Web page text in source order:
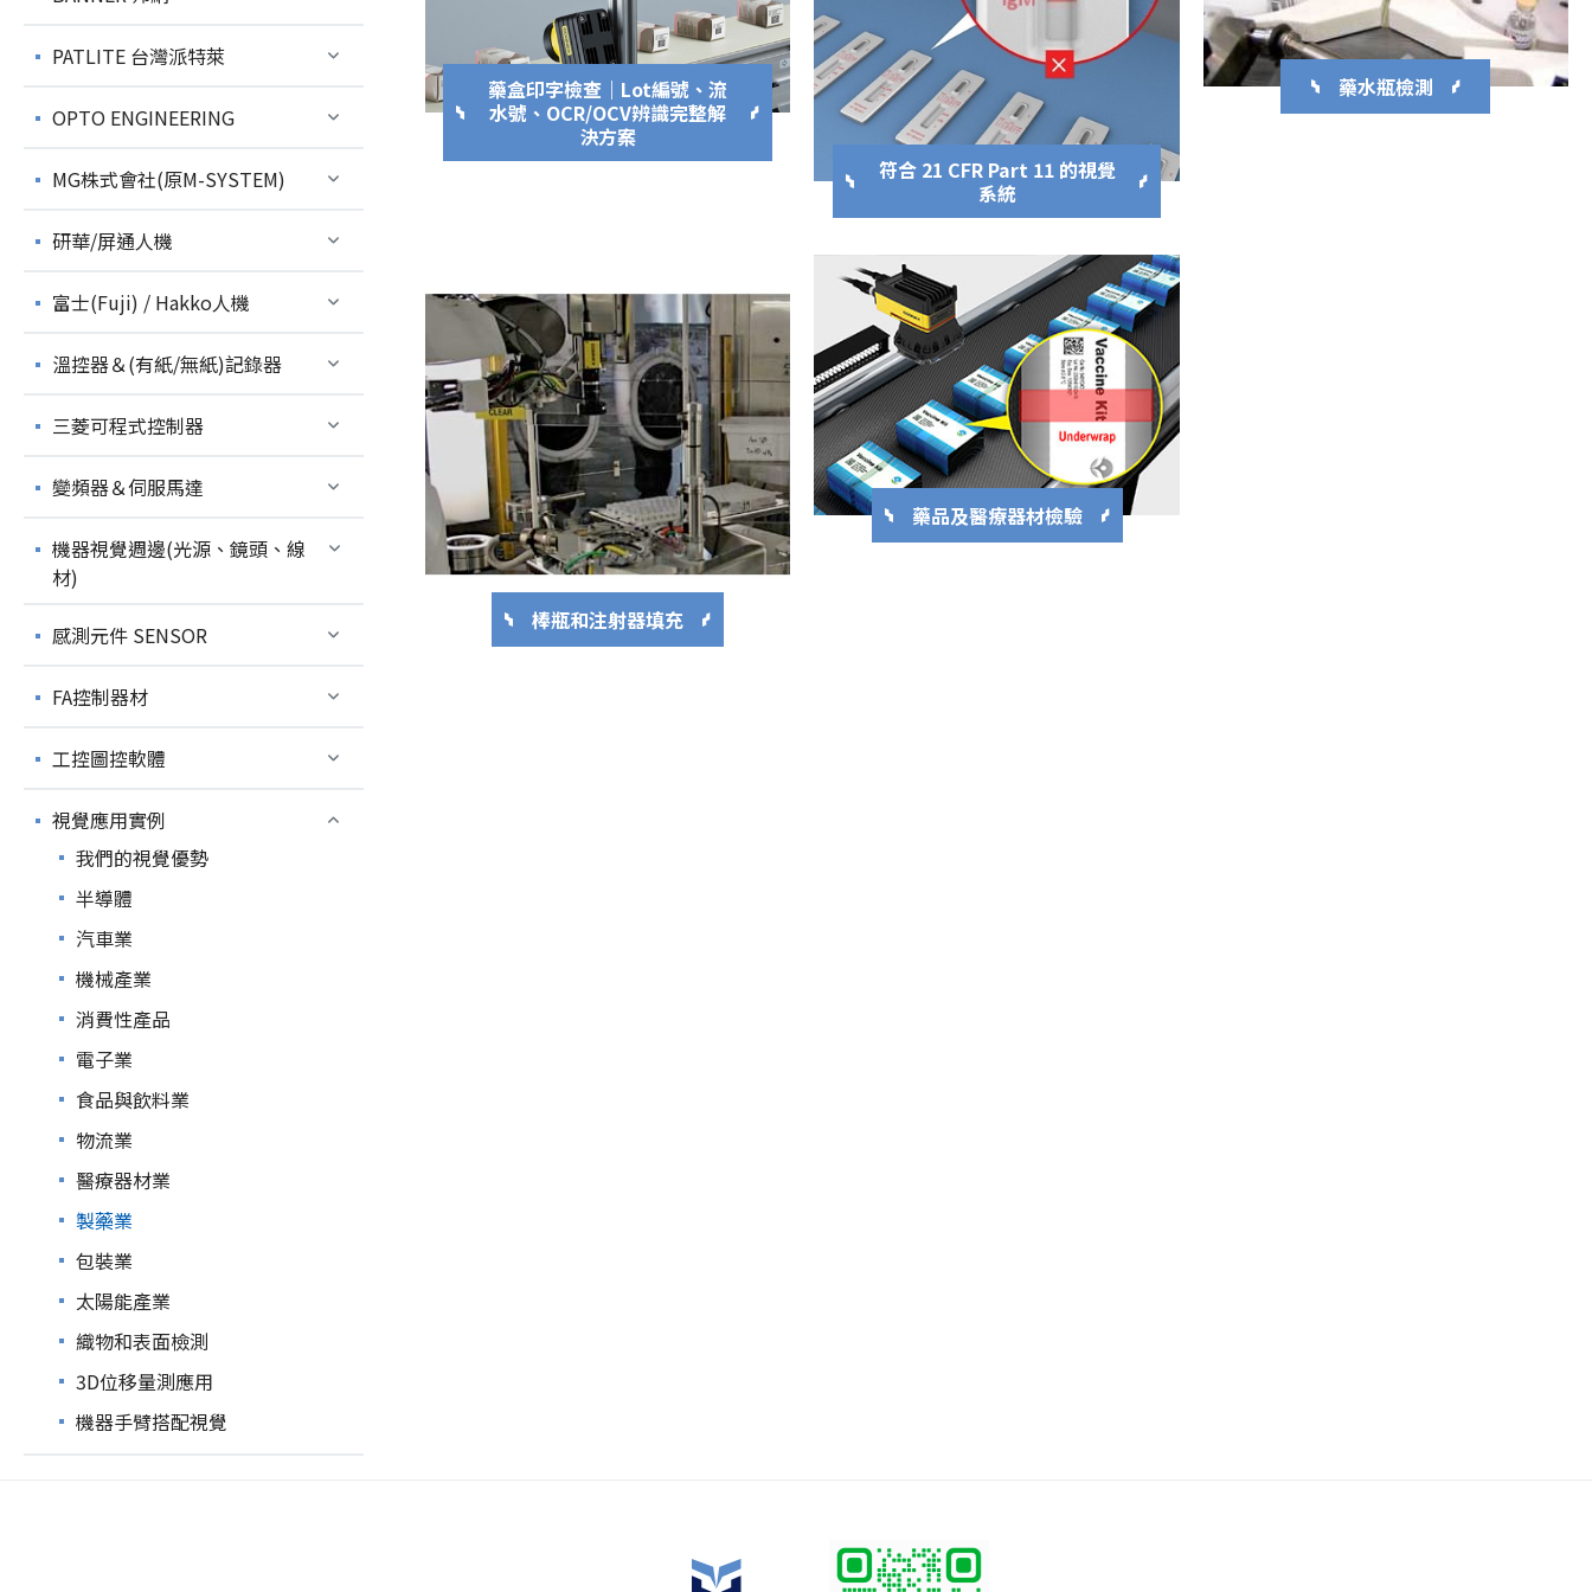
PATLITE 台灣派特萊
OPTO ENGINEERING
MG株式會社(原M-SYSTEM)
研華/屏通人機
富士(Fuji) / Hakko人機
溫控器＆(有紙/無紙)記錄器
三菱可程式控制器
變頻器＆伺服馬達
機器視覺週邊(光源、鏡頭、線
材)
感測元件 SENSOR
FA控制器材
工控圖控軟體
視覺應用實例
我們的視覺優勢
半導體
汽車業
機械產業
消費性產品
電子業
食品與飲料業
物流業
醫療器材業
製藥業
包裝業
太陽能產業
織物和表面檢測
3D位移量測應用
機器手臂搭配視覺
藥盒印字檢查｜Lot編號、流
水號、OCR/OCV辨識完整解
決方案
符合 21 CFR Part 11 的視覺
系統
藥水瓶檢測
棒瓶和注射器填充
藥品及醫療器材檢驗